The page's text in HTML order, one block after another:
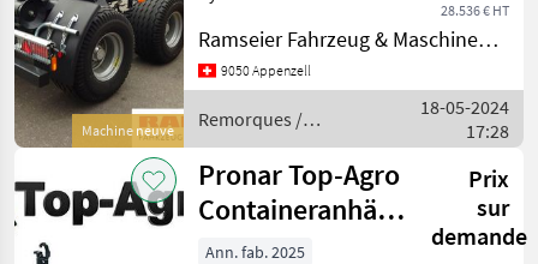
Machine neuve
28.536 € HT
Containerverriegelung -
Untenanhängung K80 -
Eigene Bordhydraulik -
Unterfahrschtutz
Ramseier Fahrzeug & Maschinen AG
9050 Appenzell
Remorques /
Pronar
18-05-2024
17:28
Pronar Top-Agro
Containeranhänger
T185/1 Hakenlift
Prix
sur
demande
Ann. fab. 2025